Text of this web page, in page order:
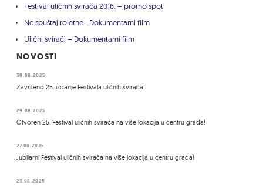
Festival uličnih svirača 2016. – promo spot
Ne spuštaj roletne - Dokumentarni film
Ulični svirači – Dokumentarni film
NOVOSTI
30.08.2025
Završeno 25. izdanje Festivala uličnih svirača!
29.08.2025
Otvoren 25. Festival uličnih svirača na više lokacija u centru grada!
27.08.2025
Jubilarni Festival uličnih svirača na više lokacija u centru grada!
23.08.2025